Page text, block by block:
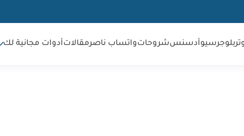
بلوجرسيوأدسنسشروحاتواتساب ناصرمقالاتأدوات مجانية لك